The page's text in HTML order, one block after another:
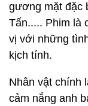
gương mặt đặc
Tấn..... Phim là
vị với những
kịch tính.
Nhân vật chính
cảm nắng anh